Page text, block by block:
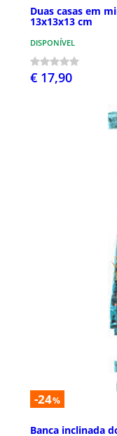
Duas casas em
13x13x13 cm
DISPONÍVEL
€ 17,90
-24%
Banca inclinada